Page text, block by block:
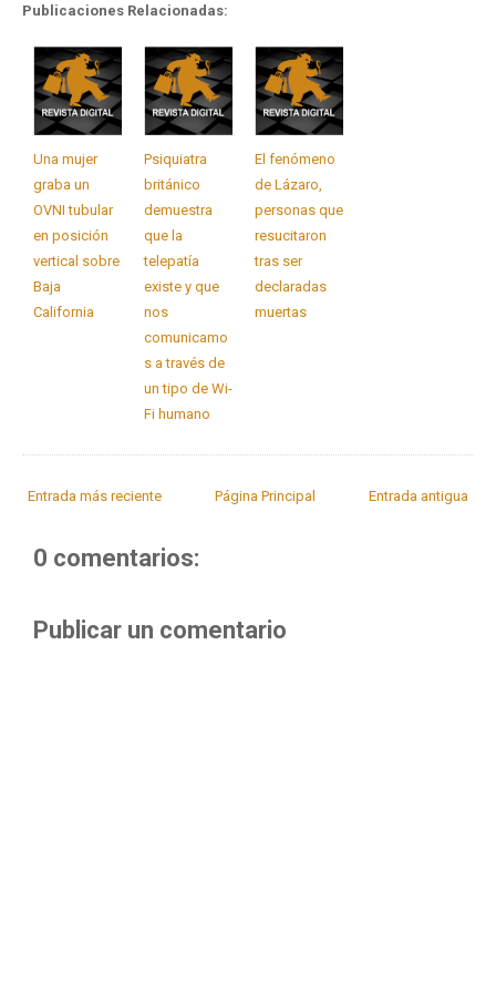
Publicaciones Relacionadas:
Una mujer
graba un
OVNI tubular
en posición
vertical sobre
Baja
California
Psiquiatra
británico
demuestra
que la
telepatía
existe y que
nos
comunicamo
s a través de
un tipo de Wi-
Fi humano
El fenómeno
de Lázaro,
personas que
resucitaron
tras ser
declaradas
muertas
Entrada más reciente Entrada antigua
Página Principal
0 comentarios:
Publicar un comentario